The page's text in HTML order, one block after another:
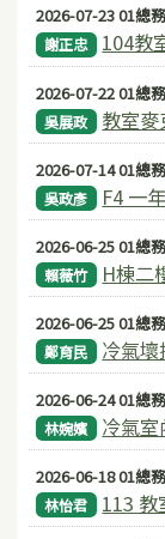
2026-07-23 01總
謝正忠 104教
2026-07-22 01總
吳展政 教室
2026-07-14 01總
吳政彥 F4 一
2026-06-25 01總
賴薇竹 H棟二
2026-06-25 01總
鄭育民 冷氣壞
2026-06-24 01總
林婉嬪 冷氣
2026-06-18 01總
林怡君 113 教